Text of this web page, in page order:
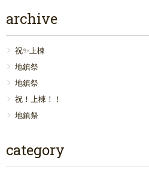
archive
祝✨上棟
地鎮祭
地鎮祭
祝！上棟！！
地鎮祭
category